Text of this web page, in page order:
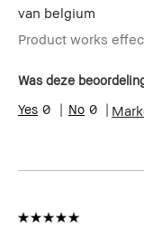
van belgium
Product works
Was deze
0 0